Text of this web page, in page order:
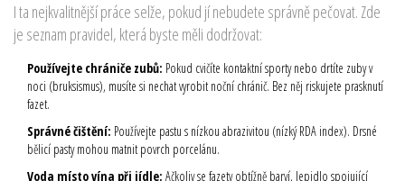
I ta nejkvalitnější práce selže, pokud jí nebudete správně pečovat. Zde
je seznam pravidel, která byste měli dodržovat:
Používejte chrániče zubů: Pokud cvičíte kontaktní sporty nebo drtíte zuby v
noci (bruksismus), musíte si nechat vyrobit noční chránič. Bez něj riskujete prasknutí
fazet.
Správné čištění: Používejte pastu s nízkou abrazivitou (nízký RDA index). Drsné
bělicí pasty mohou matnit povrch porcelánu.
Voda místo vína při jídle: Ačkoliv se fazety obtížně barví, lepidlo spojující